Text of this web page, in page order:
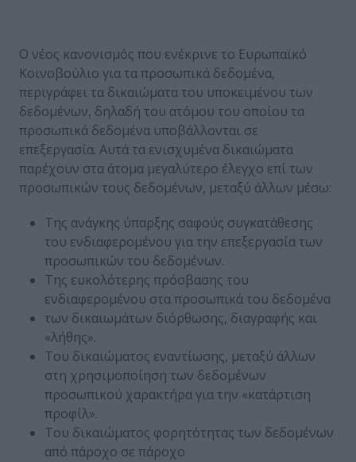
Ο νέος κανονισμός που ενέκρινε το Ευρωπαϊκό
Κοινοβούλιο για τα προσωπικά δεδομένα,
περιγράφει τα δικαιώματα του υποκειμένου των
δεδομένων, δηλαδή του ατόμου του οποίου τα
προσωπικά δεδομένα υποβάλλονται σε
επεξεργασία. Αυτά τα ενισχυμένα δικαιώματα
παρέχουν στα άτομα μεγαλύτερο έλεγχο επί των
προσωπικών τους δεδομένων, μεταξύ άλλων μέσω:
Της ανάγκης ύπαρξης σαφούς συγκατάθεσης
του ενδιαφερομένου για την επεξεργασία των
προσωπικών του δεδομένων.
Της ευκολότερης πρόσβασης του
ενδιαφερομένου στα προσωπικά του δεδομένα
των δικαιωμάτων διόρθωσης, διαγραφής και
«λήθης».
Του δικαιώματος εναντίωσης, μεταξύ άλλων
στη χρησιμοποίηση των δεδομένων
προσωπικού χαρακτήρα για την «κατάρτιση
προφίλ».
Του δικαιώματος φορητότητας των δεδομένων
από πάροχο σε πάροχο